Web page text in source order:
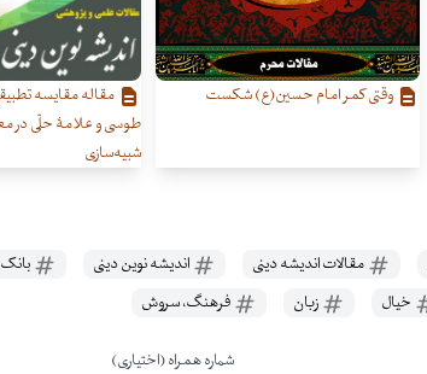
وقتی کمر امام حسین(ع) شکست
مقاله مقایسه
طوسی و علامۀ حلّی در
شبیه‌سازی
مقالات اندیشه دینی اندیشه نوین دینی
خیال زبان فرهنگ، سروش
شماره همراه (اختیاری)